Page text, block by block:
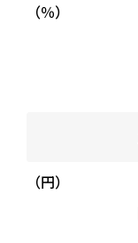
（％）
（円）